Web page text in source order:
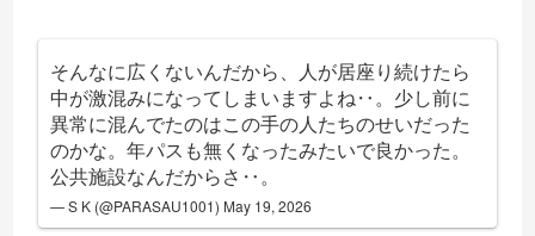
そんなに広くないんだから、人が居座り続けたら
中が激混みになってしまいますよね‥。少し前に
異常に混んでたのはこの手の人たちのせいだった
のかな。年パスも無くなったみたいで良かった。
公共施設なんだからさ‥。
— S K (@PARASAU1001) May 19, 2026